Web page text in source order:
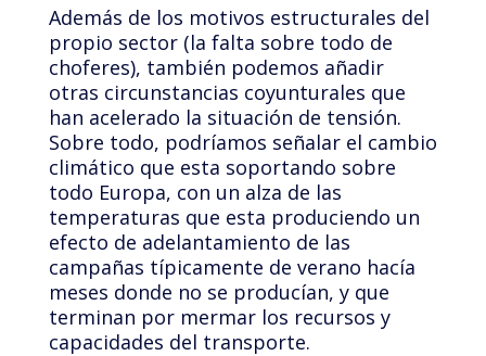
Además de los motivos estructurales del
propio sector (la falta sobre todo de
choferes), también podemos añadir
otras circunstancias coyunturales que
han acelerado la situación de tensión.
Sobre todo, podríamos señalar el cambio
climático que esta soportando sobre
todo Europa, con un alza de las
temperaturas que esta produciendo un
efecto de adelantamiento de las
campañas típicamente de verano hacía
meses donde no se producían, y que
terminan por mermar los recursos y
capacidades del transporte.